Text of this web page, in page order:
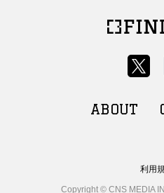
ABOUT
利用
Copyright © CNS MEDIA